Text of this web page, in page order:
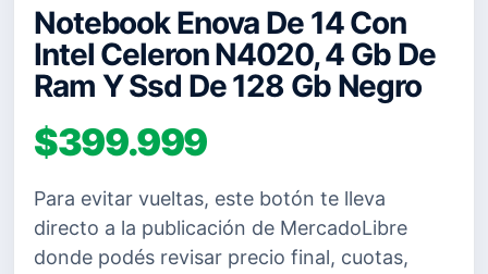
Notebook Enova De 14 Con
Intel Celeron N4020, 4 Gb De
Ram Y Ssd De 128 Gb Negro
$399.999
Para evitar vueltas, este botón te lleva
directo a la publicación de MercadoLibre
donde podés revisar precio final, cuotas,